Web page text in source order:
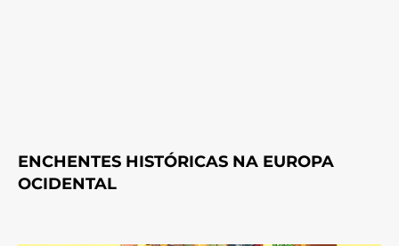
ENCHENTES HISTÓRICAS NA EUROPA
OCIDENTAL